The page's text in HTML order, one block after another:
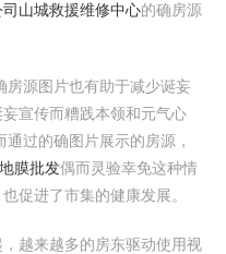
山城救援维修中心的确房源
房源图片也有助于减少诞妄
宣传而糟践本领和元气心
通过的确图片展示的房源，
膜批发偶而灵验幸免这种情
促进了市集的健康发展。
越来越多的房东驱动使用视